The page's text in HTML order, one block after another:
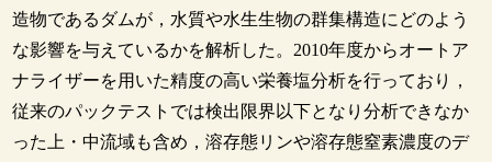
造物であるダムが，水質や水生生物の群集構造にどのよう
な影響を与えているかを解析した。2010年度からオートア
ナライザーを用いた精度の高い栄養塩分析を行っており，
従来のパックテストでは検出限界以下となり分析できなか
った上・中流域も含め，溶存態リンや溶存態窒素濃度のデ